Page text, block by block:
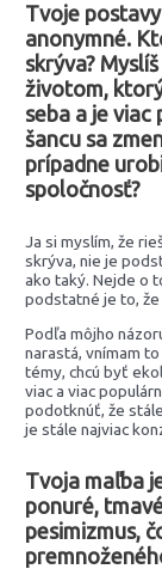
Tvoje
anonymné.
skrýva?
životom,
seba a je
šancu sa
prípadne
spoločnosť?
Ja si myslím, že
skrýva, nie je
ako taký. Nejde o
podstatné je to, že
Podľa môjho
narastá, vnímam
témy, chcú byť
viac a viac
podotknúť, že
je stále najviac
Tvoja maľba
ponuré,
pesimizmus,